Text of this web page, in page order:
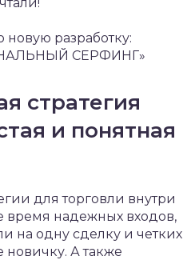
разработку:
СЕРФИНГ»
стратегия
и понятная
для торговли внутри
время надежных входов,
на одну сделку и четких
новичку. А также